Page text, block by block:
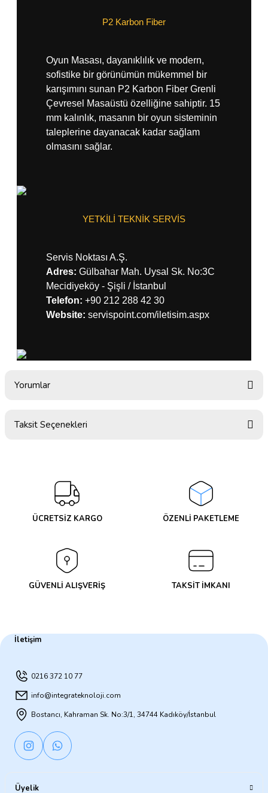
P2 Karbon Fiber
Oyun Masası, dayanıklılık ve modern,
sofistike bir görünümün mükemmel bir
karışımını sunan P2 Karbon Fiber Grenli
Çevresel Masaüstü özelliğine sahiptir. 15
mm kalınlık, masanın bir oyun sisteminin
taleplerine dayanacak kadar sağlam
olmasını sağlar.
YETKİLİ TEKNİK SERVİS
Servis Noktası A.Ş.
Adres: Gülbahar Mah. Uysal Sk. No:3C
Mecidiyeköy - Şişli / İstanbul
Telefon: +90 212 288 42 30
Website: servispoint.com/iletisim.aspx
Yorumlar
Taksit Seçenekleri
ÜCRETSİZ KARGO ÖZENLİ PAKETLEME
GÜVENLİ ALIŞVERİŞ TAKSİT İMKANI
İletişim
0216 372 10 77
info@integrateknoloji.com
Bostancı, Kahraman Sk. No:3/1, 34744 Kadıköy/İstanbul
Üyelik